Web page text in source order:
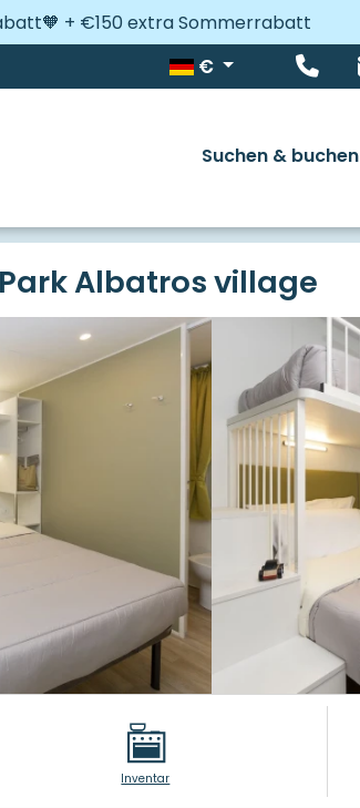
€
Suchen & buchen
+ €150 extra Sommerrabatt
Albatros village
Inventar